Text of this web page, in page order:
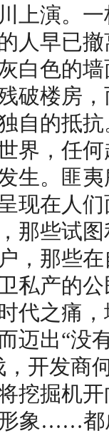
上演。
人早已
白色的
破楼房
自的抵抗
，任何
生。匪
现在人
那些试
，那些
私产的
之痛，
迈出“没
，开发商
挖掘机
形象……都